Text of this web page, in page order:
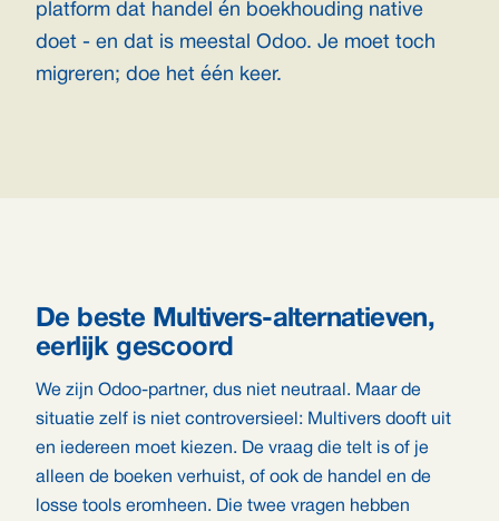
platform dat handel én boekhouding native
doet - en dat is meestal Odoo. Je moet toch
migreren; doe het één keer.
De beste Multivers-alternatieven,
eerlijk gescoord
We zijn Odoo-partner, dus niet neutraal. Maar de
situatie zelf is niet controversieel: Multivers dooft uit
en iedereen moet kiezen. De vraag die telt is of je
alleen de boeken verhuist, of ook de handel en de
losse tools eromheen. Die twee vragen hebben